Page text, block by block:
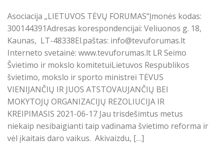
Asociacija „LIETUVOS TĖVŲ FORUMAS“Įmonės kodas:
300144391Adresas korespondencijai: Veliuonos g. 18,
Kaunas, LT-48338El.paštas: info@tevuforumas.lt
Interneto svetainė: www.tevuforumas.lt LR Seimo
Švietimo ir mokslo komitetuiLietuvos Respublikos
švietimo, mokslo ir sporto ministrei TĖVUS
VIENIJANČIŲ IR JUOS ATSTOVAUJANČIŲ BEI
MOKYTOJŲ ORGANIZACIJŲ REZOLIUCIJA IR
KREIPIMASIS 2021-06-17 Jau trisdešimtus metus
niekaip nesibaigianti taip vadinama švietimo reforma ir
vėl įkaitais daro vaikus. Akivaizdu, […]